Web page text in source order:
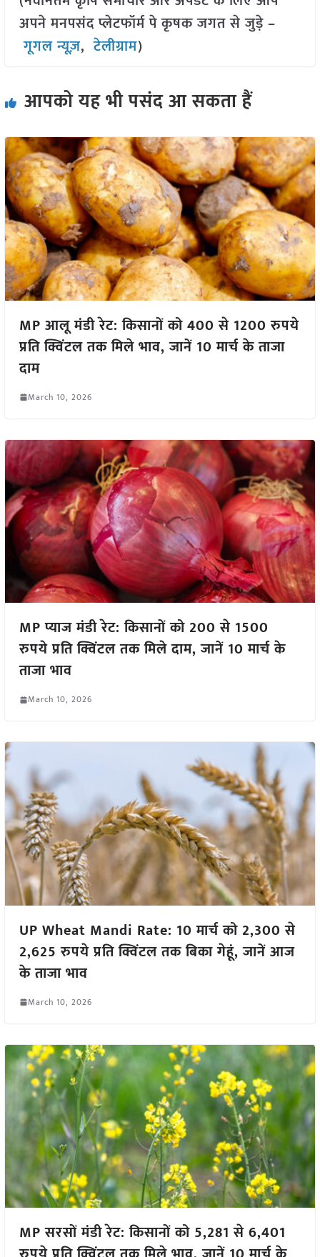
अपने मनपसंद प्लेटफॉर्म पे कृषक जगत से जुड़े –
गूगल न्यूज़,टेलीग्राम)
आपको यह भी पसंद आ सकता हैं
MP आलू मंडी रेट: किसानों को 400 से 1200 रुपये
प्रति क्विंटल तक मिले भाव, जानें 10 मार्च के ताजा
दाम
March 10, 2026
MP प्याज मंडी रेट: किसानों को 200 से 1500
रुपये प्रति क्विंटल तक मिले दाम, जानें 10 मार्च के
ताजा भाव
March 10, 2026
UP Wheat Mandi Rate: 10 मार्च को 2,300 से
2,625 रुपये प्रति क्विंटल तक बिका गेहूं, जानें आज
के ताजा भाव
March 10, 2026
MP सरसों मंडी रेट: किसानों को 5,281 से 6,401